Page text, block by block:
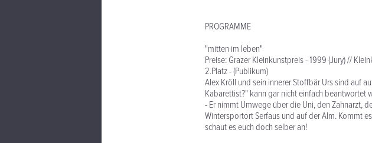
PROGRAMME
"mitten im leben"
Preise: Grazer Kleinkunstpreis - 1999 (Jury) //
2.Platz - (Publikum)
Alex Kröll und sein innerer Stoffbär Urs sind auf
Kabarettist?" kann gar nicht einfach beantwortet
- Er nimmt Umwege über die Uni, den Zahnarzt,
Wintersportort Serfaus und auf der Alm. Kommt
schaut es euch doch selber an!